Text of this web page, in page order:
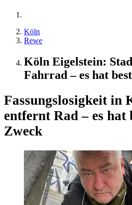
Köln
Rewe
Köln Eigelstein:
Fahrrad – es hat
Fassungslosigkeit in
entfernt Rad – es hat
Zweck